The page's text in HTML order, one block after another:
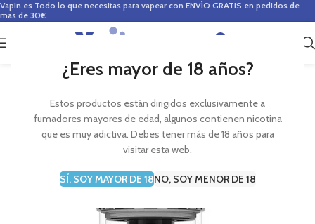
¿Eres mayor de 18 años?
Estos productos están dirigidos exclusivamente a
fumadores mayores de edad, algunos contienen nicotina
que es muy adictiva. Debes tener más de 18 años para
visitar esta web.
SÍ, SOY MAYOR DE 18NO, SOY MENOR DE 18
Vapin.es Todo lo que necesitas para vapear con ENVÍO GRATIS en pedidos de
mas de 30€
0